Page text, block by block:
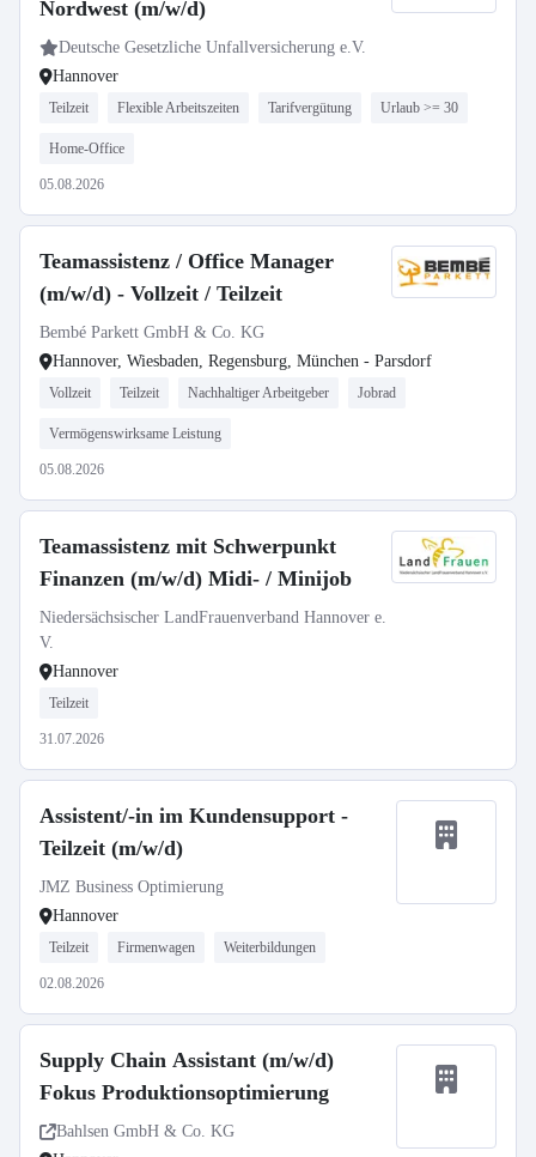
Nordwest (m/w/d)
Deutsche Gesetzliche Unfallversicherung e.V.
Hannover
Teilzeit Flexible Arbeitszeiten Tarifvergütung Urlaub >= 30
Home-Office
05.08.2026
Teamassistenz / Office Manager
(m/w/d) - Vollzeit / Teilzeit
Bembé Parkett GmbH & Co. KG
Hannover, Wiesbaden, Regensburg, München - Parsdorf
Vollzeit Teilzeit Nachhaltiger Arbeitgeber Jobrad
Vermögenswirksame Leistung
05.08.2026
Teamassistenz mit Schwerpunkt
Finanzen (m/w/d) Midi- / Minijob
Niedersächsischer LandFrauenverband Hannover e.
V.
Hannover
Teilzeit
31.07.2026
Assistent/-in im Kundensupport -
Teilzeit (m/w/d)
JMZ Business Optimierung
Hannover
Teilzeit Firmenwagen Weiterbildungen
02.08.2026
Supply Chain Assistant (m/w/d)
Fokus Produktionsoptimierung
Bahlsen GmbH & Co. KG